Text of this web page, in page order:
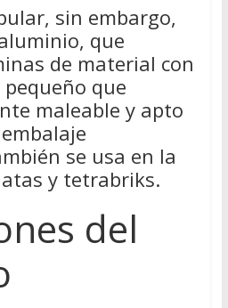
sin embargo,
que
de material con
que
maleable y apto
se usa en la
y tetrabriks.
del